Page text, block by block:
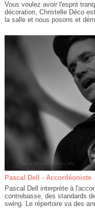
Vous voulez avoir l'esprit
décoration, Christelle Déco
la salle et nous posons et
Pascal Dell - Accordéoniste
Pascal Dell interprète à
contrebasse, des standards
swing. Le répertoire va des